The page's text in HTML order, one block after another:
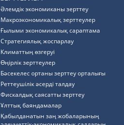
Әлемдік экономиканы зерттеу
Макроэкономикалық зерттеулер
Ғылыми экономикалық сараптама
Стратегиялық жоспарлау
Климаттың өзгеруі
Өңірлік зерттеулер
Бәсекелес ортаны зерттеу орталығы
Реттеушілік әсерді талдау
Фискалдық саясатты зерттеу
Ұлттық баяндамалар
Қабылданатын заң жобаларының